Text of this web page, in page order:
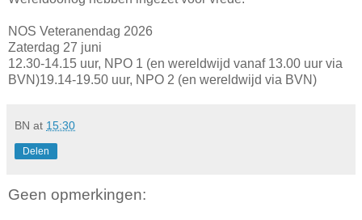
NOS Veteranendag 2026
Zaterdag 27 juni
12.30-14.15 uur, NPO 1 (en wereldwijd vanaf 13.00 uur via
BVN)19.14-19.50 uur, NPO 2 (en wereldwijd via BVN)
BN at 15:30
Delen
Geen opmerkingen: